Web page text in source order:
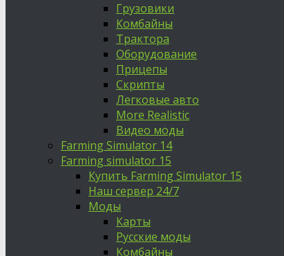
Грузовики
Комбайны
Трактора
Оборудование
Прицепы
Скрипты
Легковые авто
More Realistic
Видео моды
Farming Simulator 14
Farming simulator 15
Купить Farming Simulator 15
Наш сервер 24/7
Моды
Карты
Русские моды
Комбайны